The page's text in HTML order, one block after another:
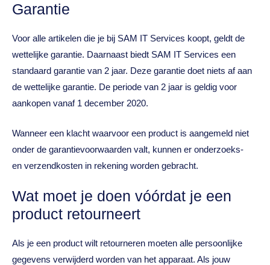
Garantie
Voor alle artikelen die je bij SAM IT Services koopt, geldt de
wettelijke garantie. Daarnaast biedt SAM IT Services een
standaard garantie van 2 jaar. Deze garantie doet niets af aan
de wettelijke garantie. De periode van 2 jaar is geldig voor
aankopen vanaf 1 december 2020.
Wanneer een klacht waarvoor een product is aangemeld niet
onder de garantievoorwaarden valt, kunnen er onderzoeks-
en verzendkosten in rekening worden gebracht.
Wat moet je doen vóórdat je een
product retourneert
Als je een product wilt retourneren moeten alle persoonlijke
gegevens verwijderd worden van het apparaat. Als jouw